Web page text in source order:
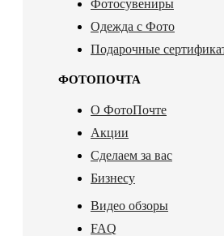
Фотосувениры
Одежда с Фото
Подарочные
ФОТОПОЧТА
О ФотоПочте
Акции
Сделаем за вас
Бизнесу
Видео обзоры
FAQ